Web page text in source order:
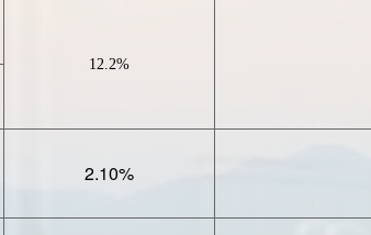
12.2%
2.10%